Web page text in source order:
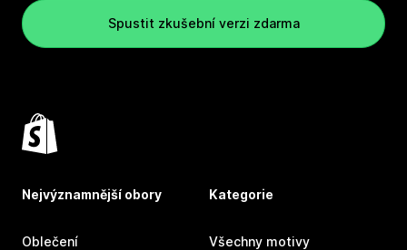
Spustit zkušební verzi zdarma
Nejvýznamnější obory
Oblečení
Kategorie
Všechny motivy